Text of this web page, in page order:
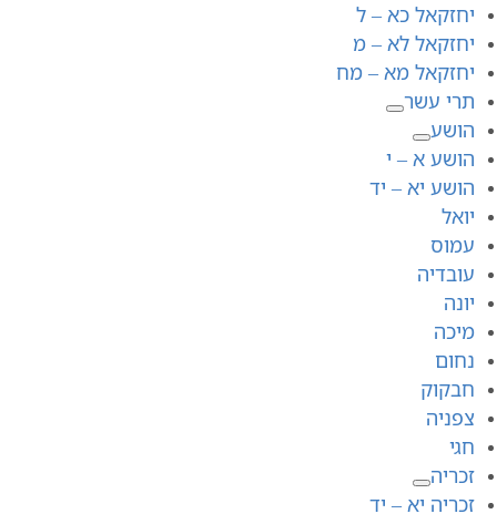
יחזקאל כא – ל
יחזקאל לא – מ
יחזקאל מא – מח
תרי עשר
הושע
הושע א – י
הושע יא – יד
יואל
עמוס
עובדיה
יונה
מיכה
נחום
חבקוק
צפניה
חגי
זכריה
זכריה יא – יד